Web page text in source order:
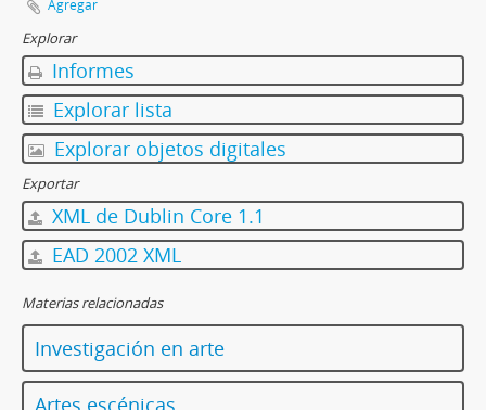
Agregar
Explorar
Informes
Explorar lista
Explorar objetos digitales
Exportar
XML de Dublin Core 1.1
EAD 2002 XML
Materias relacionadas
Investigación en arte